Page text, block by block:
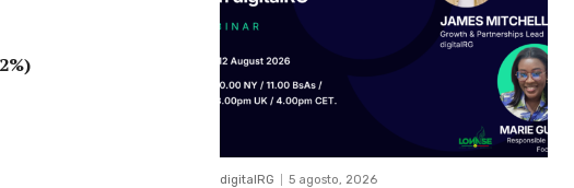
digitalRG 5 agosto, 2026